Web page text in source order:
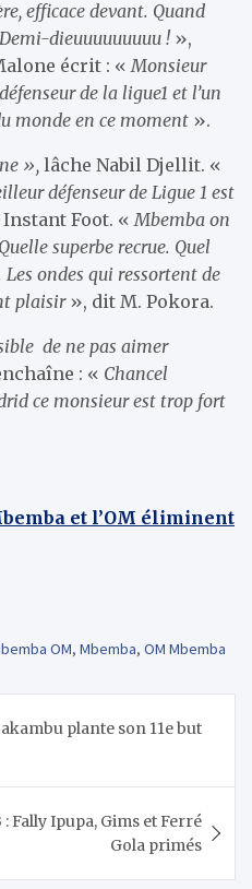
efficace devant. Quand
dieuuuuuuuuu !»,
écrit : « Monsieur
de la ligue1 et l’un
monde en ce moment ».
», lâche Nabil Djellit. «
défenseur de Ligue 1 est
Foot. « Mbemba on
superbe recrue. Quel
ondes qui ressortent de
plaisir», dit M. Pokora.
de ne pas aimer
: « Chancel
ce monsieur est trop fort
et l’OM éliminent
OM, Mbemba, OM Mbemba
plante son 11e but
Fally Ipupa, Gims et Ferré
Gola primés